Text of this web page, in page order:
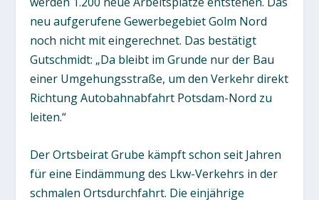
neu aufgerufene Gewerbegebiet Golm Nord
noch nicht mit eingerechnet. Das bestätigt
Gutschmidt: „Da bleibt im Grunde nur der Bau
einer Umgehungsstraße, um den Verkehr direkt
Richtung Autobahnabfahrt Potsdam-Nord zu
leiten.“
Der Ortsbeirat Grube kämpft schon seit Jahren
für eine Eindämmung des Lkw-Verkehrs in der
schmalen Ortsdurchfahrt. Die einjährige